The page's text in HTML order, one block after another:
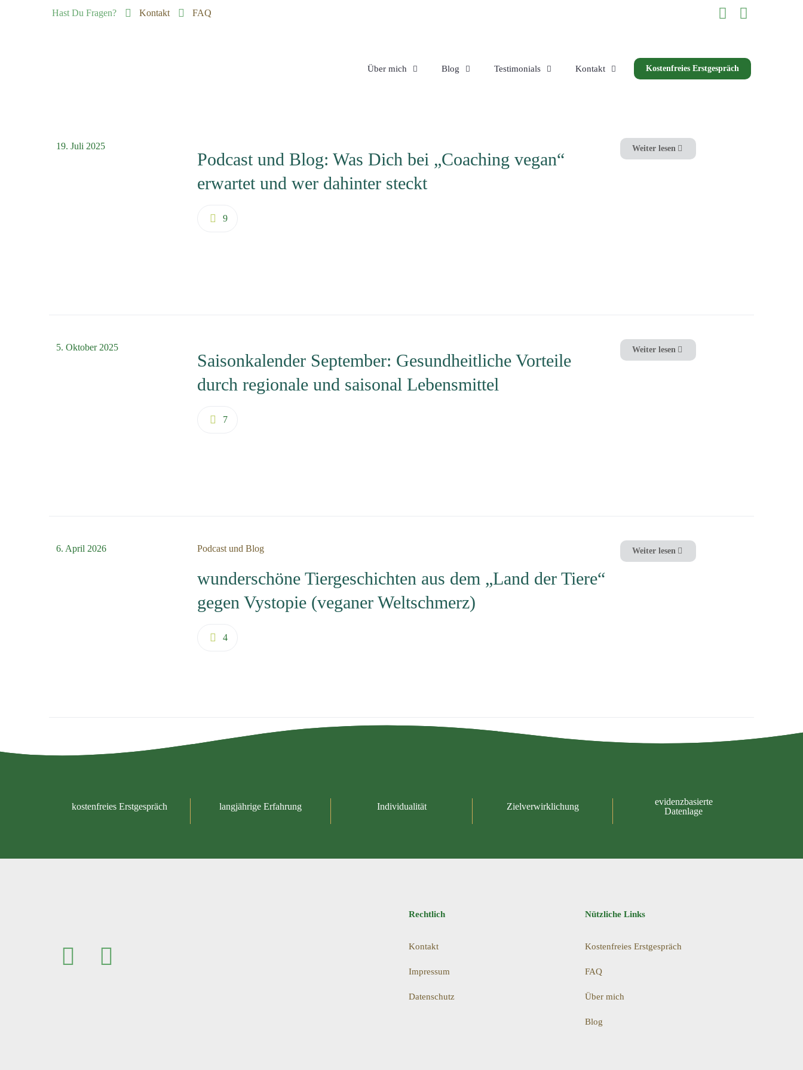
Hast Du Fragen? Kontakt FAQ
Über mich Blog Testimonials Kontakt Kostenfreies Erstgespräch
19. Juli 2025
Podcast und Blog: Was Dich bei „Coaching vegan“
erwartet und wer dahinter steckt
9
Weiter lesen
5. Oktober 2025
Saisonkalender September: Gesundheitliche Vorteile
durch regionale und saisonal Lebensmittel
7
Weiter lesen
6. April 2026 Podcast und Blog
wunderschöne Tiergeschichten aus dem „Land der Tiere“
gegen Vystopie (veganer Weltschmerz)
4
Weiter lesen
kostenfreies Erstgespräch langjährige Erfahrung Individualität Zielverwirklichung
evidenzbasierte
Datenlage
Rechtlich
Kontakt
Impressum
Datenschutz
Nützliche Links
Kostenfreies Erstgespräch
FAQ
Über mich
Blog